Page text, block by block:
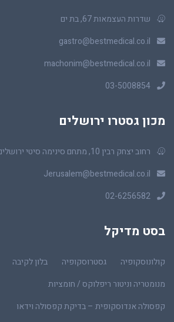
שדרות העצמאות 67, בת ים
gastro@bestmedical.co.il
machonim@bestmedical.co.il
03-5008854
מכון גסטרו ירושלים
רחוב יצחק רבין 10, מתחם סינימה סיטי ירושלים
Jerusalem@bestmedical.co.il
02-6256582
בסט מדיקל
קולונוסקופיה גסטרוסקופיה
בלון לקיבה
מנומטריה וניטור ריפלוקס / חומציות
קפסולה אנדוסקופית – בדיקת קפסולה וידאו